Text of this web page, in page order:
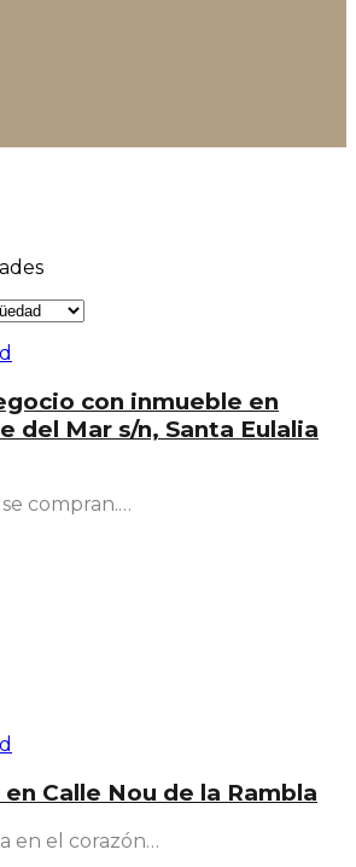
con inmueble en
del Mar s/n, Santa Eulalia
compran.…
Calle Nou de la Rambla
en el corazón…